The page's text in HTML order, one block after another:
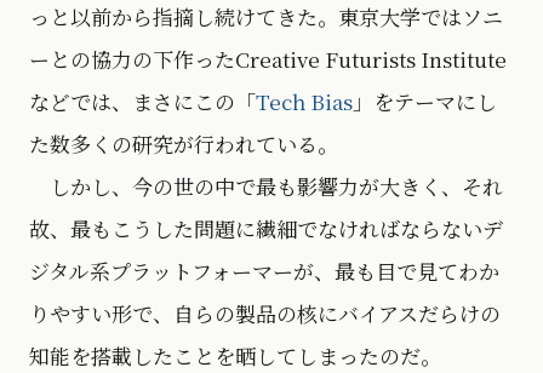
っと以前から指摘し続けてきた。東京大学ではソニ
ーとの協力の下作ったCreative Futurists Institute
などでは、まさにこの「Tech Bias 」をテーマにし
た数多くの研究が行われている。
しかし、今の世の中で最も影響力が大きく、それ
故、最もこうした問題に繊細でなければならないデ
ジタル系プラットフォーマーが、最も目で見てわか
りやすい形で、自らの製品の核にバイアスだらけの
知能を搭載したことを晒してしまったのだ。